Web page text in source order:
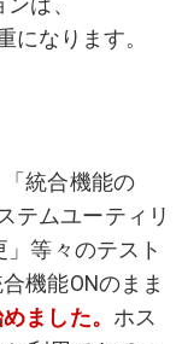
は、
になります。
統合機能の
テムユーティリ
等々のテスト
機能ONのまま
ました。 ホス